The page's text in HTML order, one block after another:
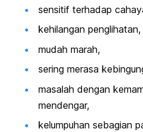
sensitif terhadap
kehilangan penglihatan,
mudah marah,
sering merasa
masalah dengan
mendengar,
kelumpuhan sebagian